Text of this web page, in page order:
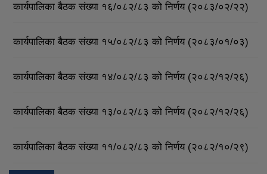
कार्यपालिका बैठक संख्या १६/०८२/८३ को निर्णय (२०८३/०२/२२)
कार्यपालिका बैठक संख्या १५/०८२/८३ को निर्णय (२०८३/०१/०३)
कार्यपालिका बैठक संख्या १४/०८२/८३ को निर्णय (२०८२/१२/२६)
कार्यपालिका बैठक संख्या १३/०८२/८३ को निर्णय (२०८२/१२/२६)
कार्यपालिका बैठक संख्या ११/०८२/८३ को निर्णय (२०८२/१०/२९)